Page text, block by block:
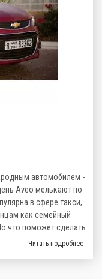
автомобилем -
Aveo мелькают по
в сфере такси,
как семейный
что поможет сделать
комплект
кучу денег на
Читать подробнее